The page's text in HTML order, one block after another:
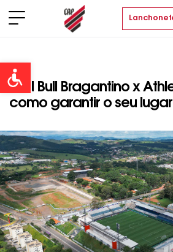
Open toolbar
Red Bull Bragantino x
como garantir o seu